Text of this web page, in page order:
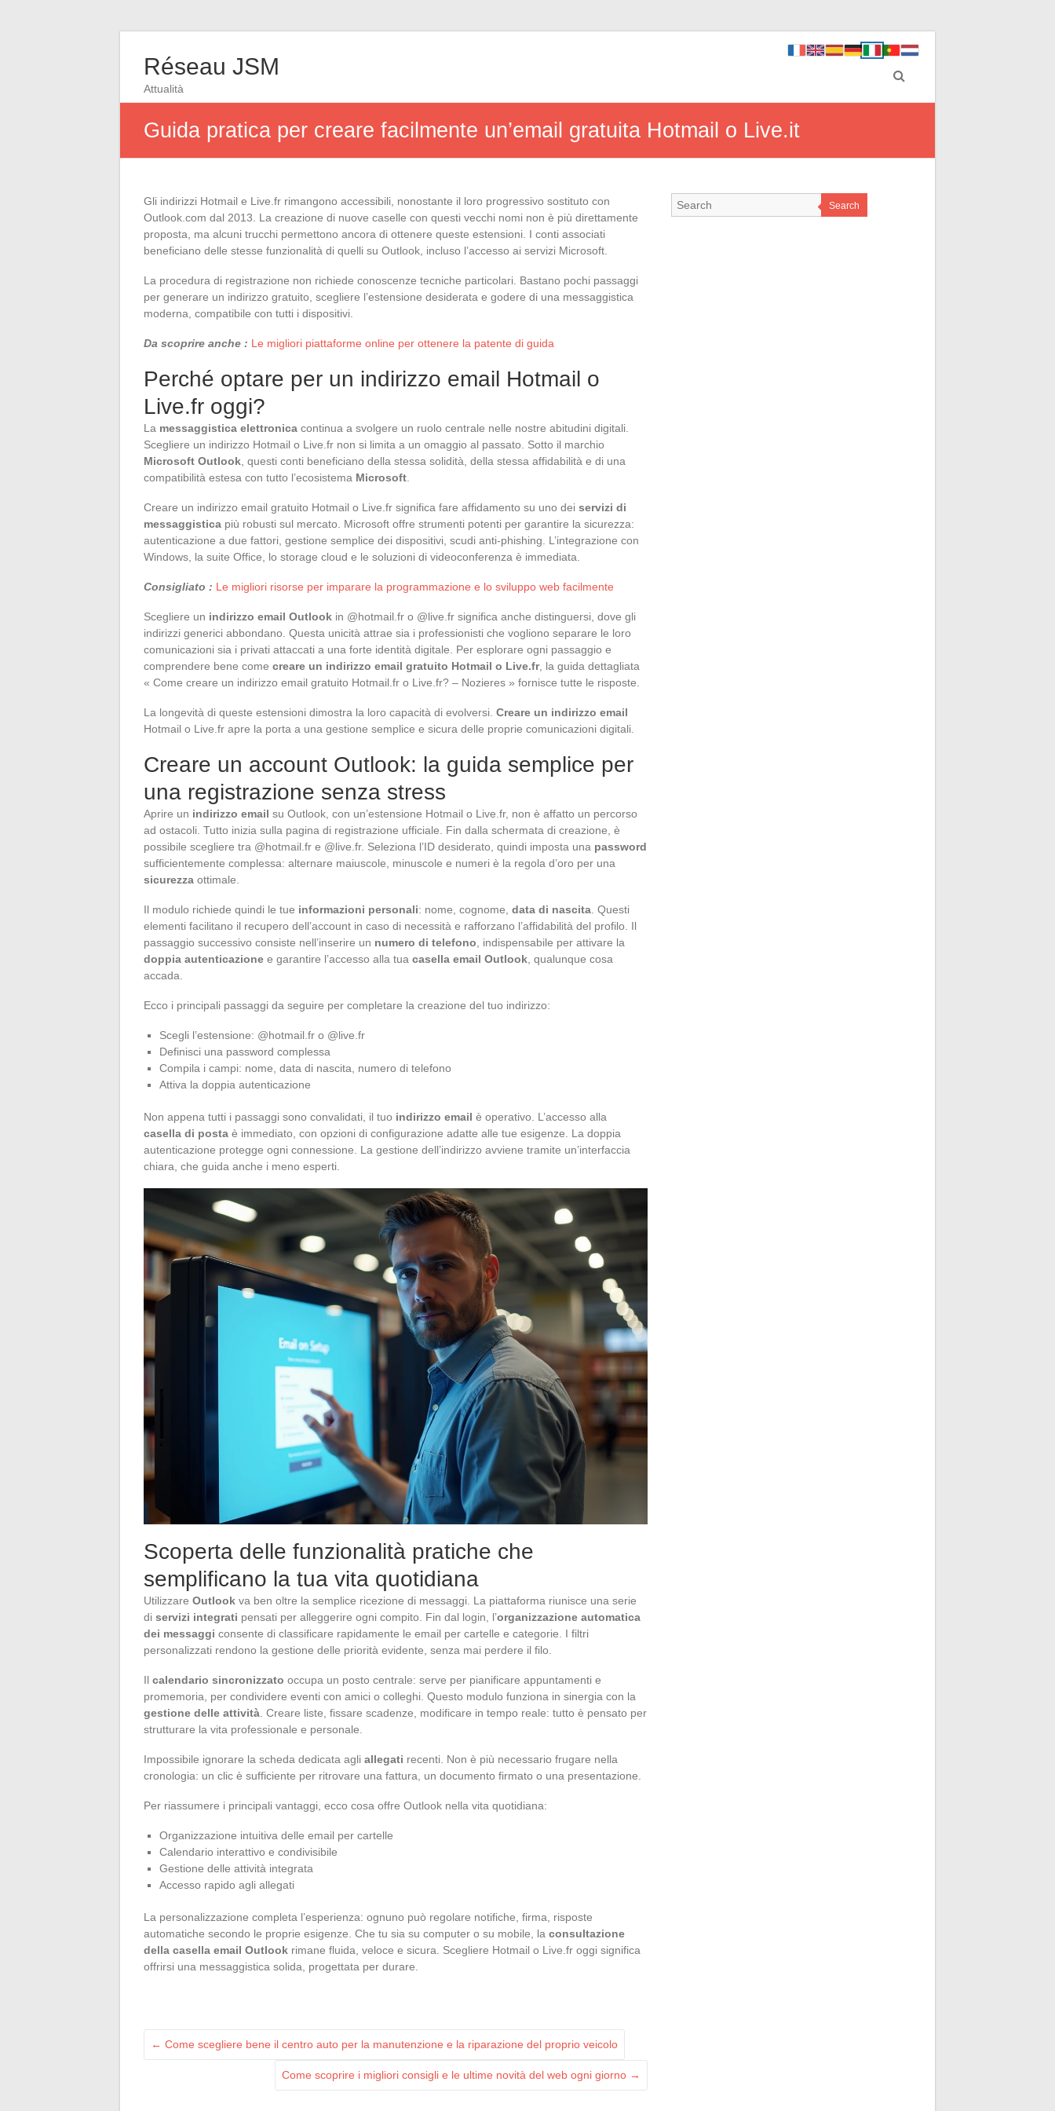
Réseau JSM
Attualità
Guida pratica per creare facilmente un’email gratuita Hotmail o Live.it
Gli indirizzi Hotmail e Live.fr rimangono accessibili, nonostante il loro progressivo sostituto con
Outlook.com dal 2013. La creazione di nuove caselle con questi vecchi nomi non è più direttamente
proposta, ma alcuni trucchi permettono ancora di ottenere queste estensioni. I conti associati
beneficiano delle stesse funzionalità di quelli su Outlook, incluso l’accesso ai servizi Microsoft.
La procedura di registrazione non richiede conoscenze tecniche particolari. Bastano pochi passaggi
per generare un indirizzo gratuito, scegliere l’estensione desiderata e godere di una messaggistica
moderna, compatibile con tutti i dispositivi.
Da scoprire anche : Le migliori piattaforme online per ottenere la patente di guida
Perché optare per un indirizzo email Hotmail o
Live.fr oggi?
La messaggistica elettronica continua a svolgere un ruolo centrale nelle nostre abitudini digitali.
Scegliere un indirizzo Hotmail o Live.fr non si limita a un omaggio al passato. Sotto il marchio
Microsoft Outlook , questi conti beneficiano della stessa solidità, della stessa affidabilità e di una
compatibilità estesa con tutto l’ecosistema Microsoft
Creare un indirizzo email gratuito Hotmail o Live.fr significa fare affidamento su uno dei servizi di
messaggistica più robusti sul mercato. Microsoft offre strumenti potenti per garantire la sicurezza:
autenticazione a due fattori, gestione semplice dei dispositivi, scudi anti-phishing. L’integrazione con
Windows, la suite Office, lo storage cloud e le soluzioni di videoconferenza è immediata.
Consigliato : Le migliori risorse per imparare la programmazione e lo sviluppo web facilmente
Scegliere un indirizzo email Outlook in @hotmail.fr o @live.fr significa anche distinguersi, dove gli
indirizzi generici abbondano. Questa unicità attrae sia i professionisti che vogliono separare le loro
comunicazioni sia i privati attaccati a una forte identità digitale. Per esplorare ogni passaggio e
comprendere bene come creare un indirizzo email gratuito Hotmail o Live.fr, la guida dettagliata
« Come creare un indirizzo email gratuito Hotmail.fr o Live.fr? – Nozieres » fornisce tutte le risposte.
La longevità di queste estensioni dimostra la loro capacità di evolversi. Creare un indirizzo email
Hotmail o Live.fr apre la porta a una gestione semplice e sicura delle proprie comunicazioni digitali.
Creare un account Outlook: la guida semplice per
una registrazione senza stress
Aprire un indirizzo email su Outlook, con un’estensione Hotmail o Live.fr, non è affatto un percorso
ad ostacoli. Tutto inizia sulla pagina di registrazione ufficiale. Fin dalla schermata di creazione, è
possibile scegliere tra @hotmail.fr e @live.fr. Seleziona l’ID desiderato, quindi imposta una password
sufficientemente complessa: alternare maiuscole, minuscole e numeri è la regola d’oro per una
sicurezza ottimale.
Il modulo richiede quindi le tue informazioni personali: nome, cognome, data di nascita . Questi
elementi facilitano il recupero dell’account in caso di necessità e rafforzano l’affidabilità del profilo. Il
passaggio successivo consiste nell’inserire un numero di telefono , indispensabile per attivare la
doppia autenticazione e garantire l’accesso alla tua casella email Outlook , qualunque cosa
accada.
Ecco i principali passaggi da seguire per completare la creazione del tuo indirizzo:
Scegli l’estensione: @hotmail.fr o @live.fr
Definisci una password complessa
Compila i campi: nome, data di nascita, numero di telefono
Attiva la doppia autenticazione
Non appena tutti i passaggi sono convalidati, il tuo indirizzo email è operativo. L’accesso alla
casella di posta è immediato, con opzioni di configurazione adatte alle tue esigenze. La doppia
autenticazione protegge ogni connessione. La gestione dell’indirizzo avviene tramite un’interfaccia
chiara, che guida anche i meno esperti.
Scoperta delle funzionalità pratiche che
semplificano la tua vita quotidiana
Utilizzare Outlook va ben oltre la semplice ricezione di messaggi. La piattaforma riunisce una serie
di servizi integrati pensati per alleggerire ogni compito. Fin dal login, l’organizzazione automatica
dei messaggi consente di classificare rapidamente le email per cartelle e categorie. I filtri
personalizzati rendono la gestione delle priorità evidente, senza mai perdere il filo.
Il calendario sincronizzato occupa un posto centrale: serve per pianificare appuntamenti e
promemoria, per condividere eventi con amici o colleghi. Questo modulo funziona in sinergia con la
gestione delle attività . Creare liste, fissare scadenze, modificare in tempo reale: tutto è pensato per
strutturare la vita professionale e personale.
Impossibile ignorare la scheda dedicata agli allegati recenti. Non è più necessario frugare nella
cronologia: un clic è sufficiente per ritrovare una fattura, un documento firmato o una presentazione.
Per riassumere i principali vantaggi, ecco cosa offre Outlook nella vita quotidiana:
Organizzazione intuitiva delle email per cartelle
Calendario interattivo e condivisibile
Gestione delle attività integrata
Accesso rapido agli allegati
La personalizzazione completa l’esperienza: ognuno può regolare notifiche, firma, risposte
automatiche secondo le proprie esigenze. Che tu sia su computer o su mobile, la consultazione
della casella email Outlook rimane fluida, veloce e sicura. Scegliere Hotmail o Live.fr oggi significa
offrirsi una messaggistica solida, progettata per durare.
← Come scegliere bene il centro auto per la manutenzione e la riparazione del proprio veicolo
Come scoprire i migliori consigli e le ultime novità del web ogni giorno →
Search